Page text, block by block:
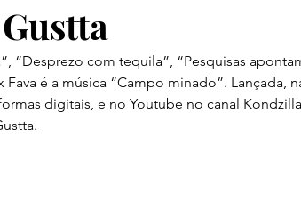
“Desprezo com tequila”, “Pesquisas
é a música “Campo minado”. Lançada,
digitais, e no Youtube no canal